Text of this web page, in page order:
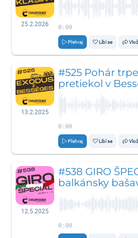
25.2.2026 0:00
Přehraj Líbí se
13.2.2025
#525 Pohár
pretiekol v
0:00
Přehraj Líbí se
12.5.2025
#538 GIRO
balkánsky
0:00